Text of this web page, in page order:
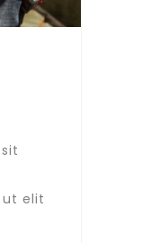
ut elit